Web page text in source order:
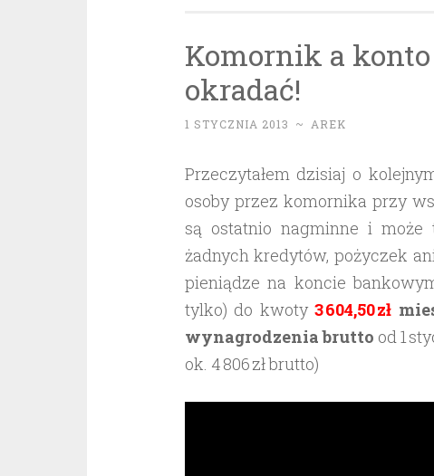
Komornik a
okradać!
1 STYCZNIA 2013 ~ AREK
Przeczytałem dzisiaj o
osoby przez komornika przy
są ostatnio nagminne i
żadnych kredytów, pożyczek
pieniądze na koncie
tylko) do kwoty3 604,50 zł
wynagrodzenia brutto od 1
ok. 4 806 zł brutto)